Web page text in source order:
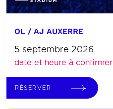
OL / AJ AUXERRE
5 septembre 2026
date et heure à confirmer
RÉSERVER